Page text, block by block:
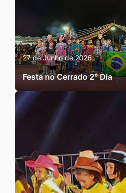
27 de Junho de 2026
Festa no Cerrado 2° Dia